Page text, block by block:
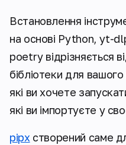
Встановлення
на основі Python, yt-
poetry відрізняється
бібліотеки для
які ви хочете
які ви імпортуєте у
pipx створений саме